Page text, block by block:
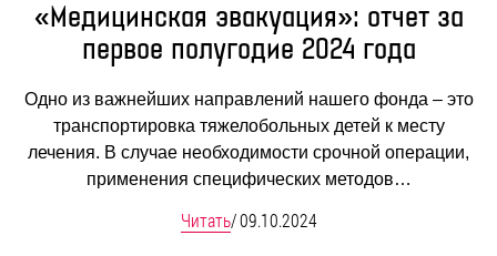
«Медицинская эвакуация»: отчет за
первое полугодие 2024 года
Одно из важнейших направлений нашего фонда – это
транспортировка тяжелобольных детей к месту
лечения. В случае необходимости срочной операции,
применения специфических методов…
Читать/09.10.2024